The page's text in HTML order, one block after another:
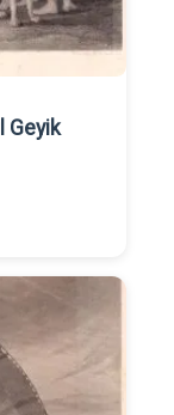
Geyik